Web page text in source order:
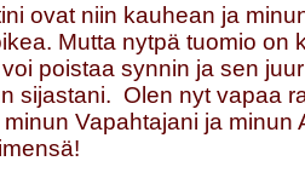
ovat niin kauhean ja
Mutta nytpä tuomio
poistaa synnin ja sen
sijastani. Olen nyt vapaa
Vapahtajani ja